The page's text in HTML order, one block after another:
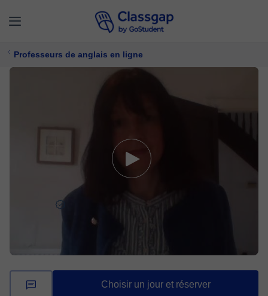
Professeurs de anglais en ligne
150 cours
Choisir un jour et réserver